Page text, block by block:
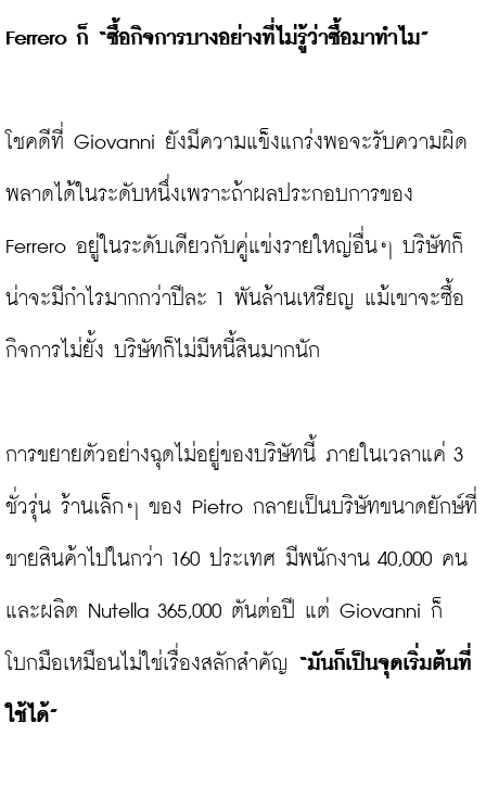
Ferrero ก็ “ซื้อกิจการบางอย่างที่ไม่รู้ว่าซื้อมาทำไม”
โชคดีที่ Giovanni ยังมีความแข็งแกร่งพอจะรับความผิด
พลาดได้ในระดับหนึ่งเพราะถ้าผลประกอบการของ
Ferrero อยู่ในระดับเดียวกับคู่แข่งรายใหญ่อื่นๆ บริษัทก็
น่าจะมีกำไรมากกว่าปีละ 1 พันล้านเหรียญ แม้เขาจะซื้อ
กิจการไม่ยั้ง บริษัทก็ไม่มีหนี้สินมากนัก
การขยายตัวอย่างฉุดไม่อยู่ของบริษัทนี้ ภายในเวลาแค่ 3
ชั่วรุ่น ร้านเล็กๆ ของ Pietro กลายเป็นบริษัทขนาดยักษ์ที่
ขายสินค้าไปในกว่า 160 ประเทศ มีพนักงาน 40,000 คน
และผลิต Nutella 365,000 ตันต่อปี แต่ Giovanni ก็
โบกมือเหมือนไม่ใช่เรื่องสลักสำคัญ “มันก็เป็นจุดเริ่มต้นที่
ใช้ได้”